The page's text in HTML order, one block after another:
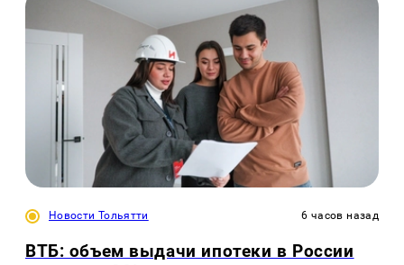
Новости Тольятти 6 часов назад
ВТБ: объем выдачи ипотеки в России